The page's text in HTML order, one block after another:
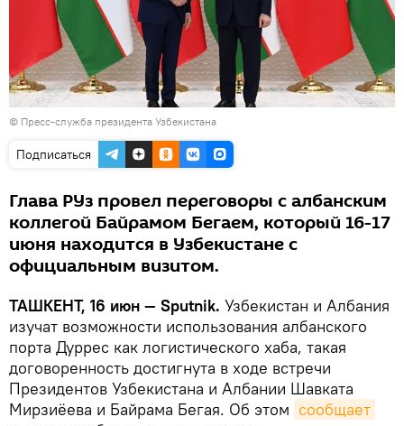
© Пресс-служба президента Узбекистана
Подписаться
Глава РУз провел переговоры с албанским
коллегой Байрамом Бегаем, который 16-17
июня находится в Узбекистане с
официальным визитом.
ТАШКЕНТ, 16 июн — Sputnik. Узбекистан и Албания
изучат возможности использования албанского
порта Дуррес как логистического хаба, такая
договоренность достигнута в ходе встречи
Президентов Узбекистана и Албании Шавката
Мирзиёева и Байрама Бегая. Об этом сообщает